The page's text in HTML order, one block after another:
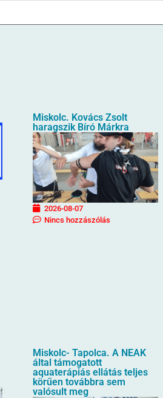
Miskolc. Kovács Zsolt
haragszik Bíró Márkra
2026-08-07
Nincs hozzászólás
Miskolc- Tapolca. A NEAK
által támogatott
aquaterápiás ellátás teljes
körűen továbbra sem
valósult meg